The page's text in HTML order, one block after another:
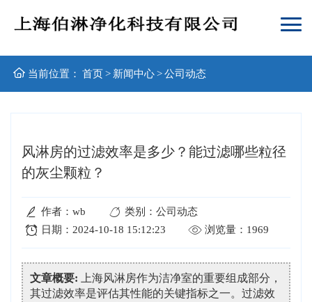
当前位置： 首页> 新闻中心>公司动态
风淋房的过滤效率是多少？能过滤哪些粒径
的灰尘颗粒？
作者：wb
类别：公司动态
日期：2024-10-18 15:12:23
浏览量：1969
文章概要: 上海风淋房作为洁净室的重要组成部分，
其过滤效率是评估其性能的关键指标之一。过滤效